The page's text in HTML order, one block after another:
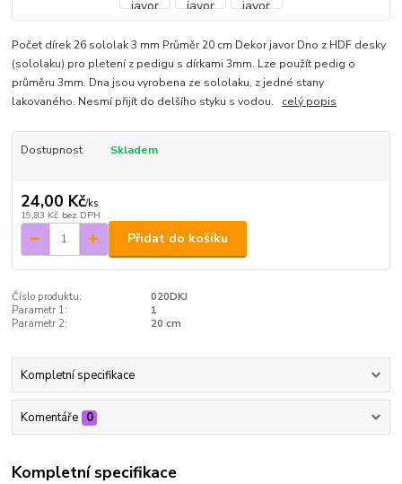
Počet dírek 26 sololak 3 mm Průměr 20 cm Dekor javor Dno z HDF desky
(sololaku) pro pletení z pedigu s dírkami 3mm. Lze použít pedig o
průměru 3mm. Dna jsou vyrobena ze sololaku, z jedné stany
lakovaného. Nesmí přijít do delšího styku s vodou. celý popis
Dostupnost Skladem
24,00 Kč/ks
19,83 Kč bez DPH
Přidat do košíku
Číslo produktu:
020DKJ
Parametr 1:
1
Parametr 2:
20 cm
Kompletní specifikace
Komentáře 0
Kompletní specifikace